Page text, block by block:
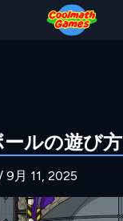
ルの遊び方
9月 11, 2025